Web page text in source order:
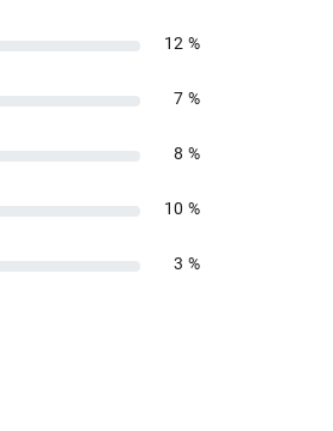
12 %
7 %
8 %
10 %
3 %